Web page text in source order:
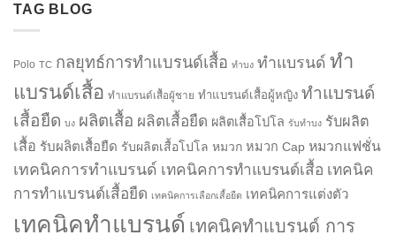
TAG BLOG
Polo TC กลยุทธ์การทำแบรนด์เสื้อ ทำบง ทำแบรนด์ ทำ
แบรนด์เสื้อ ทำแบรนด์เสื้อผู้ชาย ทำแบรนด์เสื้อผู้หญิง ทำแบรนด์
เสื้อยืด บง ผลิตเสื้อ ผลิตเสื้อยืด ผลิตเสื้อโปโล รับทำบง รับผลิต
เสื้อ รับผลิตเสื้อยืด รับผลิตเสื้อโปโล หมวก หมวก Cap หมวกแฟชั่น
เทคนิคการทำแบรนด์ เทคนิคการทำแบรนด์เสื้อ เทคนิค
การทำแบรนด์เสื้อยืด เทคนิคการเลือกเสื้อยืด เทคนิคการแต่งตัว
เทคนิคทำแบรนด์ เทคนิคทำแบรนด์ การ